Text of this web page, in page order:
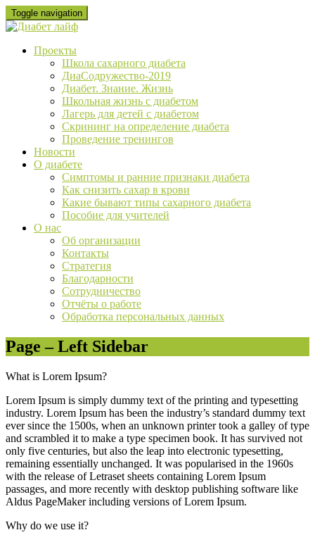
Skip
to
content
Toggle navigation
Проекты
Школа сахарного диабета
ДиаСодружество-2019
Диабет. Знание. Жизнь
Школьная жизнь с диабетом
Лагерь для детей с диабетом
Скрининг на определение диабета
Проведение тренингов
Новости
О диабете
Cимптомы и ранние признаки диабета
Как снизить сахар в крови
Какие бывают типы сахарного диабета
Пособие для учителей
О нас
Об организации
Контакты
Стратегия
Благодарности
Сотрудничество
Отчёты о работе
Обработка персональных данных
Page – Left Sidebar
What is Lorem Ipsum?
Lorem Ipsum is simply dummy text of the printing and typesetting
industry. Lorem Ipsum has been the industry’s standard dummy text
ever since the 1500s, when an unknown printer took a galley of type
and scrambled it to make a type specimen book. It has survived not
only five centuries, but also the leap into electronic typesetting,
remaining essentially unchanged. It was popularised in the 1960s
with the release of Letraset sheets containing Lorem Ipsum
passages, and more recently with desktop publishing software like
Aldus PageMaker including versions of Lorem Ipsum.
Why do we use it?